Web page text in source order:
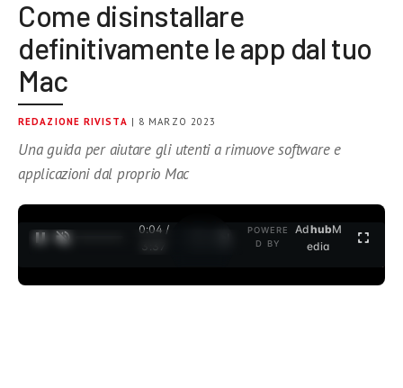
Come disinstallare
definitivamente le app dal tuo
Mac
REDAZIONE RIVISTA | 8 MARZO 2023
Una guida per aiutare gli utenti a rimuove software e
applicazioni dal proprio Mac
0:05 /
3:37
POWERE
D BY
AdhubM
edia